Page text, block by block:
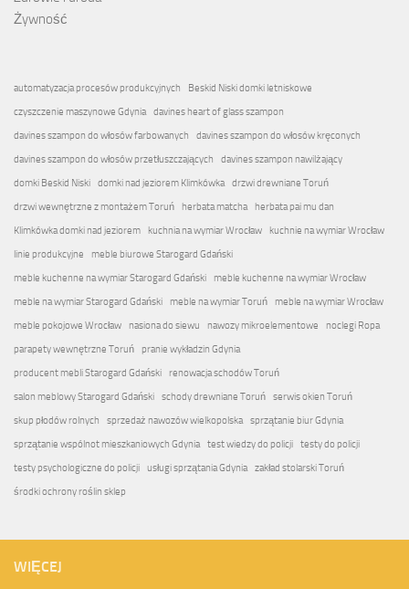
Żywność
automatyzacja procesów produkcyjnych
Beskid Niski domki letniskowe
czyszczenie maszynowe Gdynia
davines heart of glass szampon
davines szampon do włosów farbowanych
davines szampon do włosów kręconych
davines szampon do włosów przetłuszczających
davines szampon nawilżający
domki Beskid Niski
domki nad jeziorem Klimkówka
drzwi drewniane Toruń
drzwi wewnętrzne z montażem Toruń
herbata matcha
herbata pai mu dan
Klimkówka domki nad jeziorem
kuchnia na wymiar Wrocław
kuchnie na wymiar Wrocław
linie produkcyjne
meble biurowe Starogard Gdański
meble kuchenne na wymiar Starogard Gdański
meble kuchenne na wymiar Wrocław
meble na wymiar Starogard Gdański
meble na wymiar Toruń
meble na wymiar Wrocław
meble pokojowe Wrocław
nasiona do siewu nawozy mikroelementowe
noclegi Ropa
parapety wewnętrzne Toruń
pranie wykładzin Gdynia
producent mebli Starogard Gdański
renowacja schodów Toruń
salon meblowy Starogard Gdański
schody drewniane Toruń
serwis okien Toruń
skup płodów rolnych
sprzedaż nawozów wielkopolska
sprzątanie biur Gdynia
sprzątanie wspólnot mieszkaniowych Gdynia
test wiedzy do policji
testy do policji
testy psychologiczne do policji
usługi sprzątania Gdynia
zakład stolarski Toruń
środki ochrony roślin sklep
WIĘCEJ